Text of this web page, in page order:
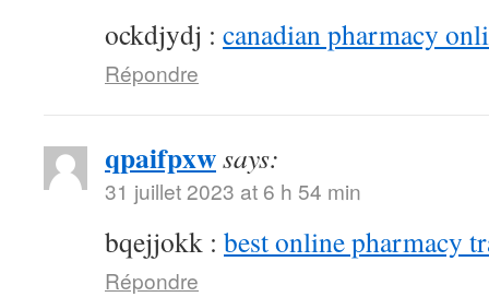
ockdjydj : canadian pharmacy
Répondre
qpaifpxwsays:
31 juillet 2023 at 6 h 54 min
bqejjokk : best online pharmacy
Répondre